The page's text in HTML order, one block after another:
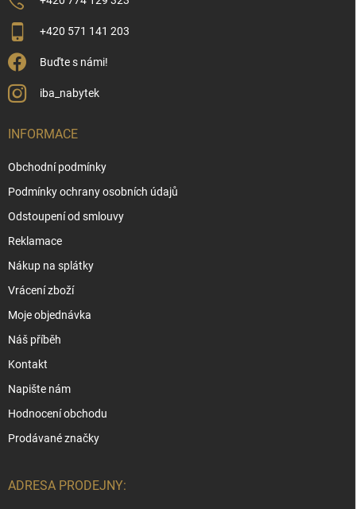
+420 571 141 203
Buďte s námi!
iba_nabytek
INFORMACE
Obchodní podmínky
Podmínky ochrany osobních údajů
Odstoupení od smlouvy
Reklamace
Nákup na splátky
Vrácení zboží
Moje objednávka
Náš příběh
Kontakt
Napište nám
Hodnocení obchodu
Prodávané značky
ADRESA PRODEJNY: